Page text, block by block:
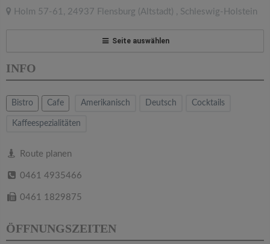
Holm 57-61 , 24937 Flensburg (Altstadt) , Schleswig-Holstein
Seite auswählen
INFO
Bistro Cafe Amerikanisch Deutsch Cocktails
Kaffeespezialitäten
Route planen
0461 4935466
0461 1829875
ÖFFNUNGSZEITEN
e
a
v
g
t